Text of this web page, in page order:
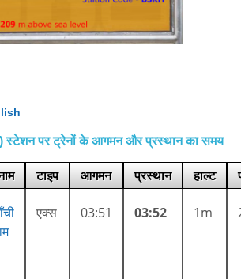
स्टेशन पर ट्रेनों के आगमन और प्रस्थान का समय
टाइप आगमन प्रस्थान हाल्ट
एक्स 03:51 03:52 1m